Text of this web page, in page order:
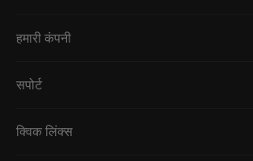
हमारी कंपनी
सपोर्ट
क्विक लिंक्स